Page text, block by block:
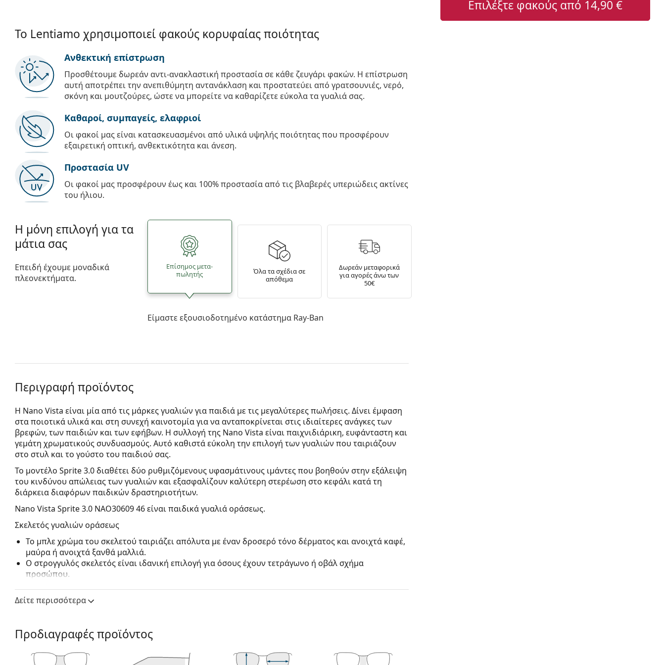
Επιλέξτε φακούς από 14,90 €
Το Lentiamo χρησιμοποιεί φακούς κορυφαίας ποιότητας
Ανθεκτική επίστρωση
Προσθέτουμε δωρεάν αντι-ανακλαστική προστασία σε κάθε ζευγάρι φακών. Η επίστρωση
αυτή αποτρέπει την ανεπιθύμητη αντανάκλαση και προστατεύει από γρατσουνιές, νερό,
σκόνη και μουτζούρες, ώστε να μπορείτε να καθαρίζετε εύκολα τα γυαλιά σας.
Καθαροί, συμπαγείς, ελαφριοί
Οι φακοί μας είναι κατασκευασμένοι από υλικά υψηλής ποιότητας που προσφέρουν
εξαιρετική οπτική, ανθεκτικότητα και άνεση.
Προστασία UV
Οι φακοί μας προσφέρουν έως και 100% προστασία από τις βλαβερές υπεριώδεις ακτίνες
του ήλιου.
Η μόνη επιλογή για τα
μάτια σας
Επειδή έχουμε μοναδικά
πλεονεκτήματα.
Επίσημος μετα­
πωλητής
Όλα τα σχέδια σε
απόθεμα
Δωρεάν μεταφορικά
για αγορές άνω των
50€
Είμαστε εξουσιοδοτημένο κατάστημα Ray-Ban
Περιγραφή προϊόντος
Η Nano Vista είναι μία από τις μάρκες γυαλιών για παιδιά με τις μεγαλύτερες πωλήσεις. Δίνει έμφαση
στα ποιοτικά υλικά και στη συνεχή καινοτομία για να ανταποκρίνεται στις ιδιαίτερες ανάγκες των
βρεφών, των παιδιών και των εφήβων. Η συλλογή της Nano Vista είναι παιχνιδιάρικη, ευφάνταστη και
γεμάτη χρωματικούς συνδυασμούς. Αυτό καθιστά εύκολη την επιλογή των γυαλιών που ταιριάζουν
στο στυλ και το γούστο του παιδιού σας.
Το μοντέλο Sprite 3.0 διαθέτει δύο ρυθμιζόμενους υφασμάτινους ιμάντες που βοηθούν στην εξάλειψη
του κινδύνου απώλειας των γυαλιών και εξασφαλίζουν καλύτερη στερέωση στο κεφάλι κατά τη
διάρκεια διαφόρων παιδικών δραστηριοτήτων.
Nano Vista Sprite 3.0 NAO30609 46είναι παιδικά γυαλιά οράσεως.
Σκελετός γυαλιών οράσεως
Το μπλε χρώμα του σκελετού ταιριάζει απόλυτα με έναν δροσερό τόνο δέρματος και ανοιχτά καφέ,
μαύρα ή ανοιχτά ξανθά μαλλιά.
Ο στρογγυλός σκελετός είναι ιδανική επιλογή για όσους έχουν τετράγωνο ή οβάλ σχήμα
προσώπου.
προσφέρει υψηλή αντοχή, άνετη χρήση και εξαιρετική εμφάνιση.
Τα γυαλιά γυαλιά με περίγραμμα σκελετού έχουν τους πιο συνηθισμένους τύπους σκελετών που
συμπληρώσουν το στυλ σας χάρη στον αξιοσημείωτο σχεδιασμό τους. Μερικά από τα
πλεονεκτήματά τους είναι η ανθεκτικότητα και το γεγονός ότι περικλείουν πλήρως τον φακό και
τον προστατεύουν από ζημιές. Αυτός ο τύπος σκελετού είναι κατάλληλος για όλους τους φακούς,
συμπεριλαμβανομένων των φακών με μεγαλύτερη οπτική ισχύ.
Δείτε περισσότερα
Προδιαγραφές προϊόντος